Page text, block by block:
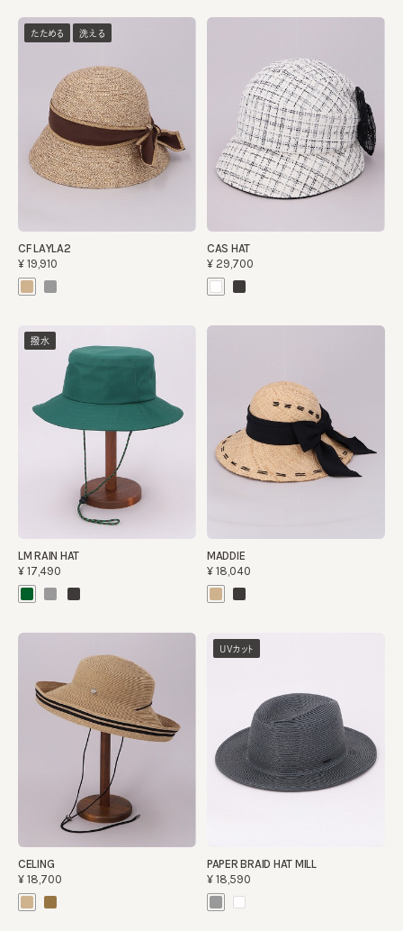
たためる 洗える
CF LAYLA2
¥19,910
CAS HAT
¥29,700
撥水
LM RAIN HAT
¥17,490
MADDIE
¥18,040
CELING
¥18,700
UVカット
PAPER BRAID HAT MILL
¥18,590